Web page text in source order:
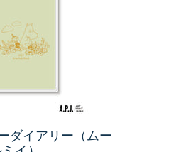
ダイアリー（ムー